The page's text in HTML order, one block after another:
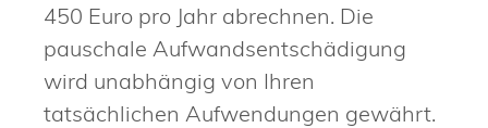
450 Euro pro Jahr abrechnen. Die
pauschale Aufwandsentschädigung
wird unabhängig von Ihren
tatsächlichen Aufwendungen gewährt.